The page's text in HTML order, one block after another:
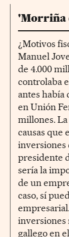
'Morriña
¿Motivos
Manuel
de 4.000
controlaba
antes había
en Unión
millones.
causas que
inversiones
presidente
sería la
de un
caso, sí
inversiones
gallego en